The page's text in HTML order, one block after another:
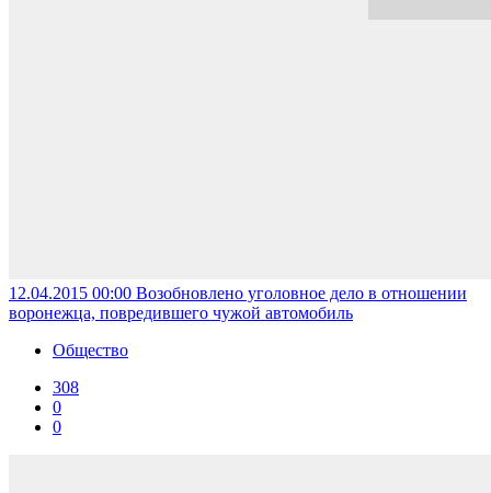
12.04.2015 00:00 Возобновлено уголовное дело в отношении
воронежца, повредившего чужой автомобиль
Общество
308
0
0